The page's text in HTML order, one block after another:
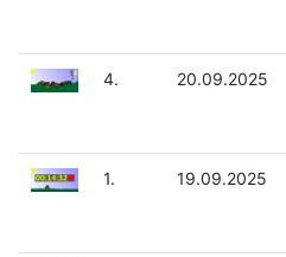
4. 20.09.2025
1. 19.09.2025